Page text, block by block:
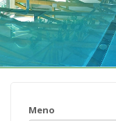
Meno